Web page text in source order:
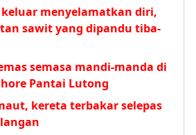
menyelamatkan diri,
sawit yang dipandu tiba-
semasa mandi-manda di
Pantai Lutong
kereta terbakar selepas